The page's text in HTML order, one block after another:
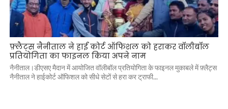
फ़्लैट्स नैनीताल ने हाई कोर्ट ऑफिशल को हराकर वॉलीबॉल
प्रतियोगिता का फाइनल किया अपने नाम
नैनीताल।डीएसए मैदान में आयोजित वॉलीबॉल प्रतियोगिता के फाइनल मुकाबले में फ़्लैट्स
नैनीताल ने हाईकोर्ट ऑफिशल को सीधे सेटों से हरा कर ट्राफी...